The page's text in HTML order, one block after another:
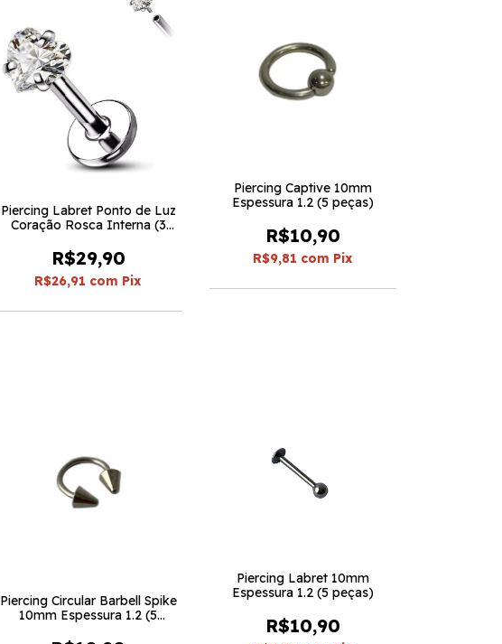
Piercing Labret Ponto de Luz
Coração Rosca Interna (3
R$29,90
R$26,91 com Pix
Piercing Captive 10mm
Espessura 1.2 (5 peças)
R$10,90
R$9,81 com Pix
Piercing Circular Barbell Spike
10mm Espessura 1.2 (5
Piercing Labret 10mm
Espessura 1.2 (5 peças)
R$10,90